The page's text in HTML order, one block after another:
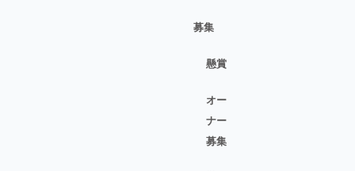
募集
懸賞
オー
ナー
募集